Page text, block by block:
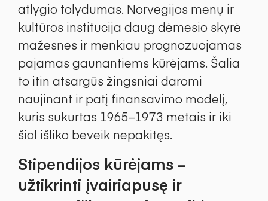
atlygio tolydumas. Norvegijos menų ir
kultūros institucija daug dėmesio skyrė
mažesnes ir menkiau prognozuojamas
pajamas gaunantiems kūrėjams. Šalia
to itin atsargūs žingsniai daromi
naujinant ir patį finansavimo modelį,
kuris sukurtas 1965–1973 metais ir iki
šiol išliko beveik nepakitęs.
Stipendijos kūrėjams –
užtikrinti įvairiapusę ir